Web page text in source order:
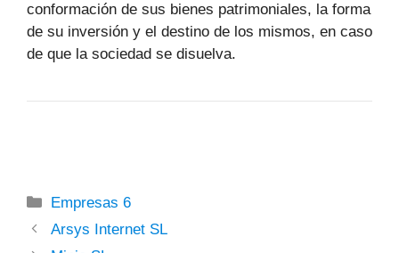
conformación de sus bienes patrimoniales, la forma
de su inversión y el destino de los mismos, en caso
de que la sociedad se disuelva.
Categorías
Empresas 6
Arsys Internet SL